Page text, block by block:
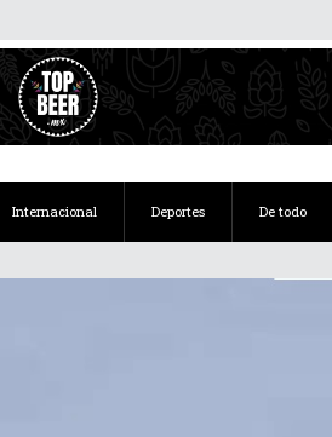
Internacional Deportes De todo